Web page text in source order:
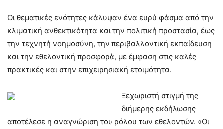
Οι θεματικές ενότητες κάλυψαν ένα ευρύ φάσμα από την
κλιματική ανθεκτικότητα και την πολιτική προστασία, έως
την τεχνητή νοημοσύνη, την περιβαλλοντική εκπαίδευση
και την εθελοντική προσφορά, με έμφαση στις καλές
πρακτικές και στην επιχειρησιακή ετοιμότητα.
Ξεχωριστή στιγμή της
διήμερης εκδήλωσης
αποτέλεσε η αναγνώριση του ρόλου των εθελοντών. «Οι